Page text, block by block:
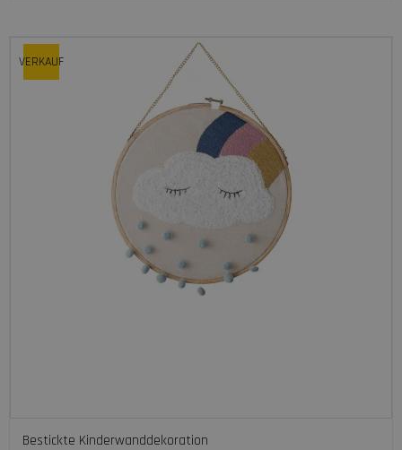
VERKAUF
Bestickte Kinderwanddekoration